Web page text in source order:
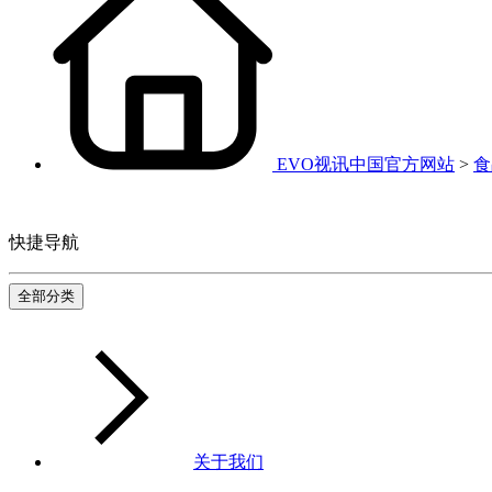
EVO视讯中国官方网站 >
快捷导航
全部分类
关于我们